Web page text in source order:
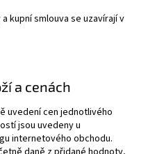
kupní smlouva se uzavírají v
a cenách
uvedení cen jednotlivého
jsou uvedeny u
internetového obchodu.